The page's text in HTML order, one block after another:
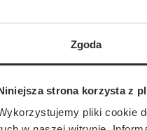
Zgoda
strona korzysta z
pliki cookie